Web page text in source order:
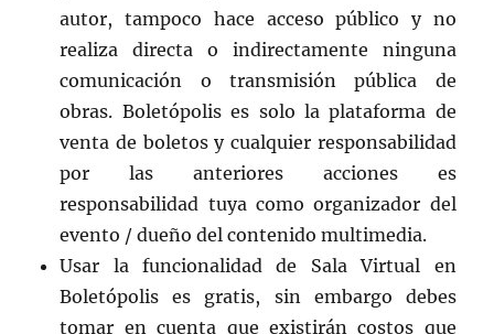
autor, tampoco hace acceso público y no
realiza directa o indirectamente ninguna
comunicación o transmisión pública de
obras. Boletópolis es solo la plataforma de
venta de boletos y cualquier responsabilidad
por las anteriores acciones es
responsabilidad tuya como organizador del
evento / dueño del contenido multimedia.
Usar la funcionalidad de Sala Virtual en
Boletópolis es gratis, sin embargo debes
tomar en cuenta que existirán costos que